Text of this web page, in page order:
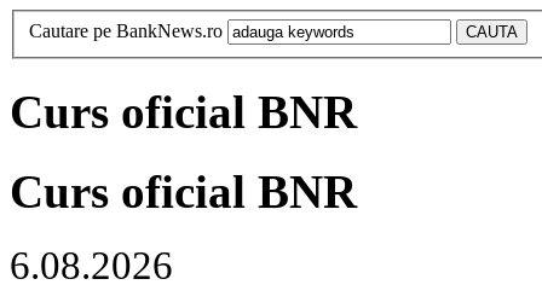
Cautare pe BankNews.ro
Curs oficial BNR
Curs oficial BNR
6.08.2026